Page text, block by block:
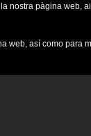
nostra pàgina web,
web, así como para